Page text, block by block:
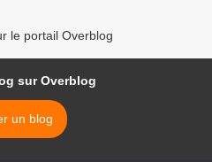
le portail Overblog
sur Overblog
un blog